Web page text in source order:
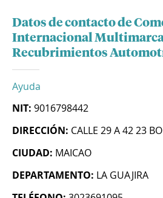
Datos de contacto de
Internacional
Recubrimientos
Ayuda
NIT: 9016798442
DIRECCIÓN: CALLE 29 A 42 23
CIUDAD: MAICAO
DEPARTAMENTO: LA GUAJIRA